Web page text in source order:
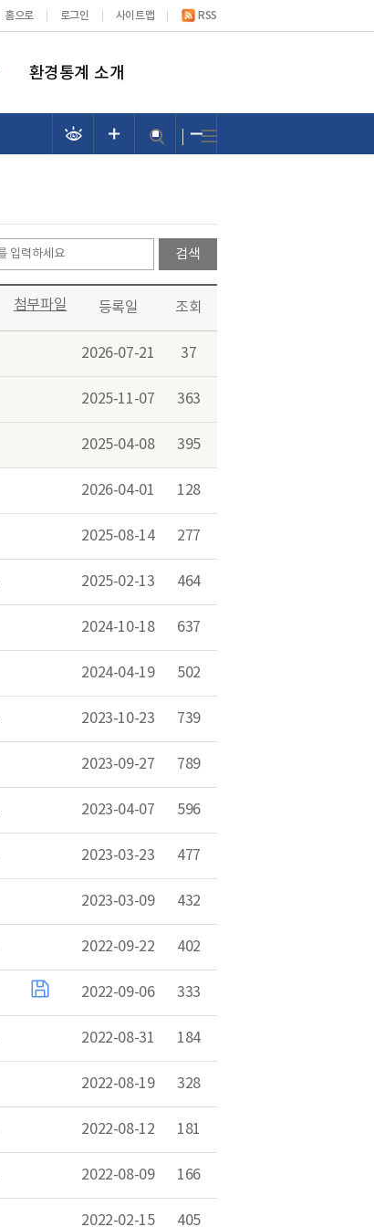
홈으로 로그인 사이트맵 RSS
환경통계 소개
첨부파일 등록일 조회
2026-07-21 37
2025-11-07 363
2025-04-08 395
2026-04-01 128
2025-08-14 277
2025-02-13 464
2024-10-18 637
2024-04-19 502
2023-10-23 739
2023-09-27 789
2023-04-07 596
2023-03-23 477
2023-03-09 432
2022-09-22 402
2022-09-06 333
2022-08-31 184
2022-08-19 328
2022-08-12 181
2022-08-09 166
2022-02-15 405